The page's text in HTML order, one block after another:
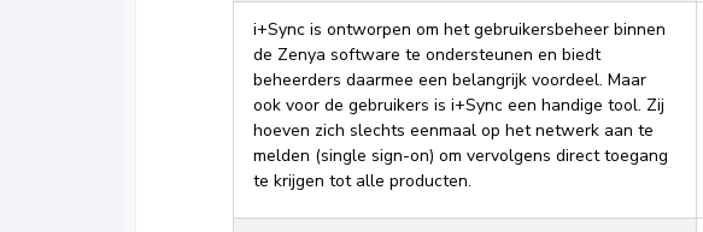
i+Sync is ontworpen om het gebruikersbeheer binnen
de Zenya software te ondersteunen en biedt
beheerders daarmee een belangrijk voordeel. Maar
ook voor de gebruikers is i+Sync een handige tool. Zij
hoeven zich slechts eenmaal op het netwerk aan te
melden (single sign-on) om vervolgens direct toegang
te krijgen tot alle producten.